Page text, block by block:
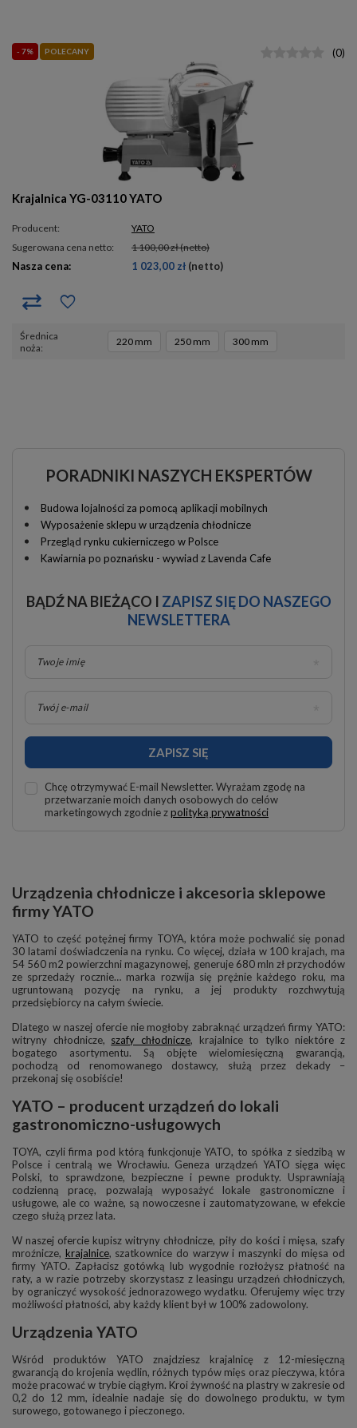
- 7% POLECANY
Krajalnica YG-03110 YATO
Producent:
YATO
Sugerowana cena netto:
1 100,00 zł(netto)
Nasza cena: 1 023,00 zł (netto)
(0)
średnica
noża
220 mm 250 mm 300 mm
PORADNIKI NASZYCH EKSPERTÓW
Budowa lojalności za pomocą aplikacji mobilnych
Wyposażenie sklepu w urządzenia chłodnicze
Przegląd rynku cukierniczego w Polsce
Kawiarnia po poznańsku - wywiad z Lavenda Cafe
BĄDŹ NA BIEŻĄCO I ZAPISZ SIĘ DO NASZEGO
NEWSLETTERA
Twoje imię
Twój e-mail
ZAPISZ SIĘ
Chcę otrzymywać E-mail Newsletter. Wyrażam zgodę na
przetwarzanie moich danych osobowych do celów
marketingowych zgodnie zpolityką prywatności
Urządzenia chłodnicze i akcesoria sklepowe
firmy YATO
YATO to część potężnej firmy TOYA, która może pochwalić się ponad
30 latami doświadczenia na rynku. Co więcej, działa w 100 krajach, ma
54 560 m2 powierzchni magazynowej, generuje 680 mln zł przychodów
ze sprzedaży rocznie… marka rozwija się prężnie każdego roku, ma
ugruntowaną pozycję na rynku, a jej produkty rozchwytują
przedsiębiorcy na całym świecie.
Dlatego w naszej ofercie nie mogłoby zabraknąć urządzeń firmy YATO:
witryny chłodnicze, szafy chłodnicze, krajalnice to tylko niektóre z
bogatego asortymentu. Są objęte wielomiesięczną gwarancją,
pochodzą od renomowanego dostawcy, służą przez dekady –
przekonaj się osobiście!
YATO – producent urządzeń do lokali
gastronomiczno-usługowych
TOYA, czyli firma pod którą funkcjonuje YATO, to spółka z siedzibą w
Polsce i centralą we Wrocławiu. Geneza urządzeń YATO sięga więc
Polski, to sprawdzone, bezpieczne i pewne produkty. Usprawniają
codzienną pracę, pozwalają wyposażyć lokale gastronomiczne i
usługowe, ale co ważne, są nowoczesne i zautomatyzowane, w efekcie
czego służą przez lata.
W naszej ofercie kupisz witryny chłodnicze, piły do kości i mięsa, szafy
mroźnicze, krajalnice, szatkownice do warzyw i maszynki do mięsa od
firmy YATO. Zapłacisz gotówką lub wygodnie rozłożysz płatność na
raty, a w razie potrzeby skorzystasz z leasingu urządzeń chłodniczych,
by ograniczyć wysokość jednorazowego wydatku. Oferujemy więc trzy
możliwości płatności, aby każdy klient był w 100% zadowolony.
Urządzenia YATO
Wśród produktów YATO znajdziesz krajalnicę z 12-miesięczną
gwarancją do krojenia wędlin, różnych typów mięs oraz pieczywa, która
może pracować w trybie ciągłym. Kroi żywność na plastry w zakresie od
0,2 do 12 mm, idealnie nadaje się do dowolnego produktu, w tym
surowego, gotowanego i pieczonego.